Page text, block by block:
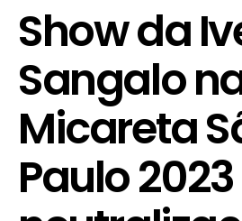
Show da
Sangalo
Micareta
Paulo